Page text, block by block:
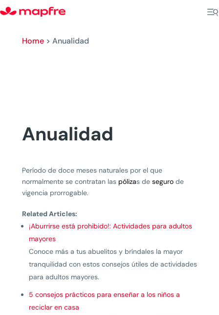
Home> Anualidad
Anualidad
Período de doce meses naturales por el que
normalmente se contratan las pólizas de segurode
vigencia prorrogable.
Related Articles:
¡Aburrirse está prohibido!: Actividades para adultos
mayores
Conoce más a tus abuelitos y bríndales la mayor
tranquilidad con estos consejos útiles de actividades
para adultos mayores.
5 consejos prácticos para enseñar a los niños a
reciclar en casa